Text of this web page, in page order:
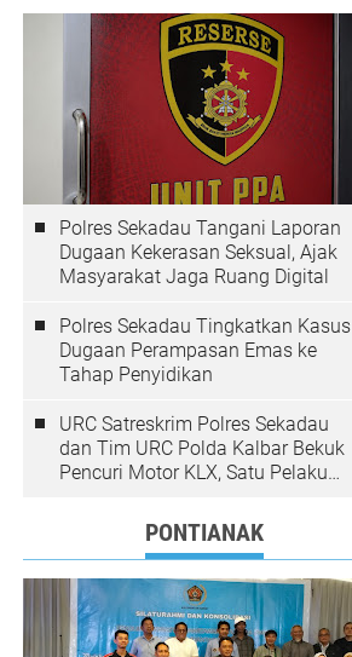
Polres Sekadau Tangani Laporan
Dugaan Kekerasan Seksual, Ajak
Masyarakat Jaga Ruang Digital
Polres Sekadau Tingkatkan Kasus
Dugaan Perampasan Emas ke
Tahap Penyidikan
URC Satreskrim Polres Sekadau
dan Tim URC Polda Kalbar Bekuk
Pencuri Motor KLX, Satu Pelaku
PONTIANAK